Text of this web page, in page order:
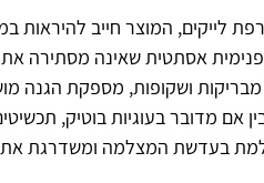
לייקים, המוצר חייב להיראות
אסתטית שאינה מסתירה
מבריקות ושקופות, מספקת הגנה
אם מדובר בעוגיות בוטיק,
בעדשת המצלמה ומשדרגת את